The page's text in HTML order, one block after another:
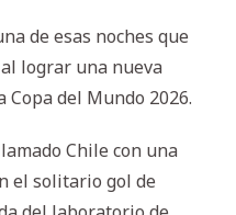
de esas noches que
lograr una nueva
del Mundo 2026.
Chile con una
el solitario gol de